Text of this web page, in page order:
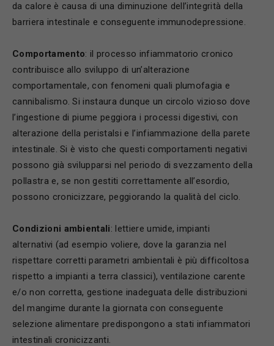
da calore è causa di una diminuzione dell’integrità della
barriera intestinale e conseguente immunodepressione.
Comportamento: il processo infiammatorio cronico
contribuisce allo sviluppo di un’alterazione
comportamentale, con fenomeni quali plumofagia e
cannibalismo. Si instaura dunque un circolo vizioso dove
l’ingestione di piume peggiora i processi digestivi, con
alterazione della peristalsi e l’infiammazione della parete
intestinale. Si è visto che questi comportamenti negativi
possono già svilupparsi nel periodo di svezzamento della
pollastra e, se non gestiti correttamente all’esordio,
possono cronicizzare, peggiorando la qualità del ciclo.
Condizioni ambientali: lettiere umide, impianti
alternativi (ad esempio voliere, dove la garanzia nel
rispettare corretti parametri ambientali è più difficoltosa
rispetto a impianti a terra classici), ventilazione carente
e/o non corretta, gestione inadeguata delle distribuzioni
del mangime durante la giornata con conseguente
selezione alimentare predispongono a stati infiammatori
intestinali cronicizzanti.